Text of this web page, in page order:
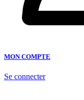
MON COMPTE
Se connecter